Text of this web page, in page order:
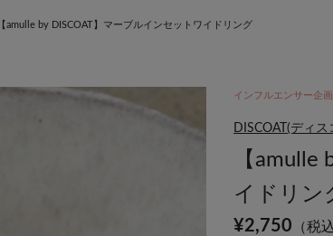
【amulle by DISCOAT】マーブルインセットワイドリング
インフルエンサー企画
DISCOAT(ディス
【amulle
イドリン
¥2,750 （税